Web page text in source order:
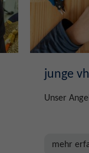
junge
Unser
mehr